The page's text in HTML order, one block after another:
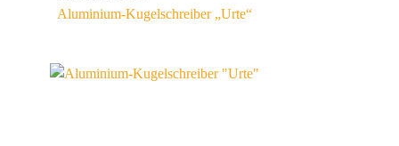
Aluminium-Kugelschreiber „Urte“